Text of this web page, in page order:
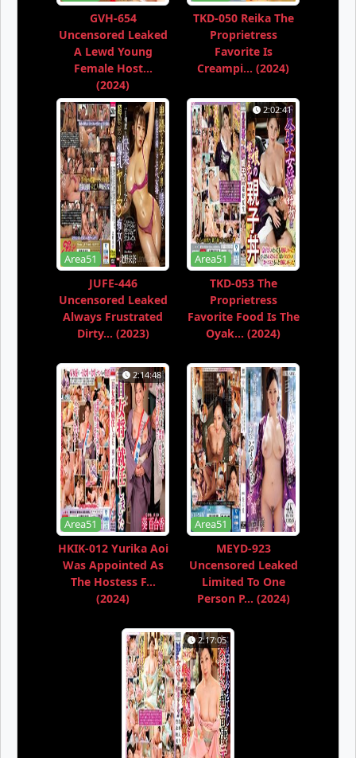
GVH-654
Uncensored Leaked
A Lewd Young
Female Host...
(2024)
TKD-050 Reika The
Proprietress
Favorite Is
Creampi... (2024)
Area51
JUFE-446
Uncensored Leaked
Always Frustrated
Dirty... (2023)
2:02:41
Area51
TKD-053 The
Proprietress
Favorite Food Is The
Oyak... (2024)
2:14:48
Area51
HKIK-012 Yurika Aoi
Was Appointed As
The Hostess F...
(2024)
Area51
MEYD-923
Uncensored Leaked
Limited To One
Person P... (2024)
2:17:05